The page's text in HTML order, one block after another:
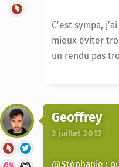
C’est sympa,
mieux éviter
un rendu pas
Geoffrey
2 juillet 2012
@Stéphanie :